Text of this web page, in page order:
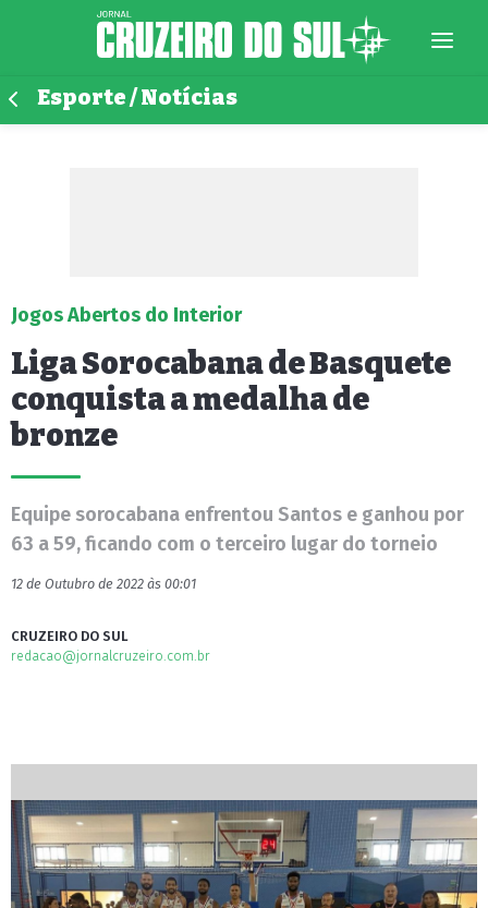
Esporte / Notícias
Jogos Abertos do Interior
Liga Sorocabana de Basquete
conquista a medalha de
bronze
Equipe sorocabana enfrentou Santos e ganhou por
63 a 59, ficando com o terceiro lugar do torneio
12 de Outubro de 2022 às 00:01
CRUZEIRO DO SUL
redacao@jornalcruzeiro.com.br